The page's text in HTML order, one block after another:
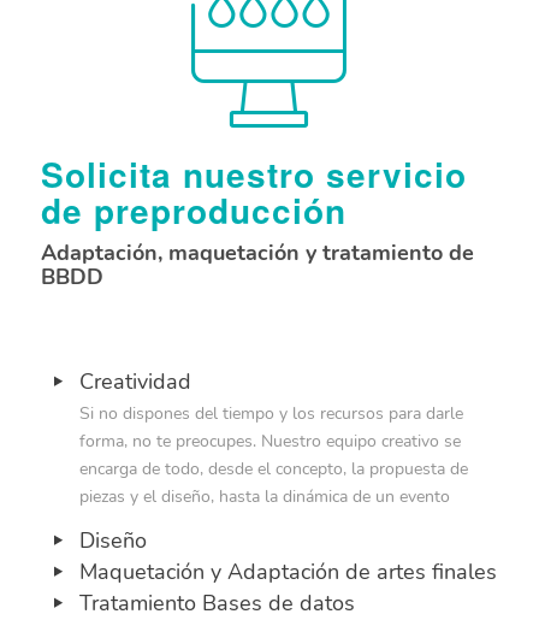
Solicita nuestro servicio
de preproducción
Adaptación, maquetación y tratamiento de
BBDD
Creatividad
Si no dispones del tiempo y los recursos para darle
forma, no te preocupes. Nuestro equipo creativo se
encarga de todo, desde el concepto, la propuesta de
piezas y el diseño, hasta la dinámica de un evento
Diseño
Maquetación y Adaptación de artes finales
Tratamiento Bases de datos